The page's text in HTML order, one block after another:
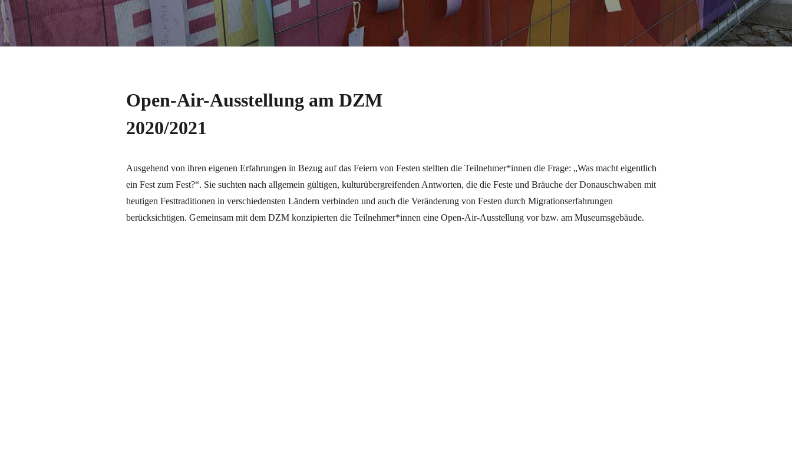
Open-Air-Ausstellung am DZM
2020/2021
Ausgehend von ihren eigenen Erfahrungen in Bezug auf das Feiern von Festen stellten die Teilnehmer*innen die Frage: „Was macht eigentlich
ein Fest zum Fest?“. Sie suchten nach allgemein gültigen, kulturübergreifenden Antworten, die die Feste und Bräuche der Donauschwaben mit
heutigen Festtraditionen in verschiedensten Ländern verbinden und auch die Veränderung von Festen durch Migrationserfahrungen
berücksichtigen. Gemeinsam mit dem DZM konzipierten die Teilnehmer*innen eine Open-Air-Ausstellung vor bzw. am Museumsgebäude.